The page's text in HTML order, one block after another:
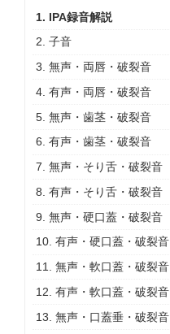
レ
ー
ー
1. IPA録音解説
2. 子音
3. 無声・両唇・破裂音
4. 有声・両唇・破裂音
5. 無声・歯茎・破裂音
6. 有声・歯茎・破裂音
7. 無声・そり舌・破裂音
8. 有声・そり舌・破裂音
9. 無声・硬口蓋・破裂音
10. 有声・硬口蓋・破裂音
11. 無声・軟口蓋・破裂音
12. 有声・軟口蓋・破裂音
13. 無声・口蓋垂・破裂音